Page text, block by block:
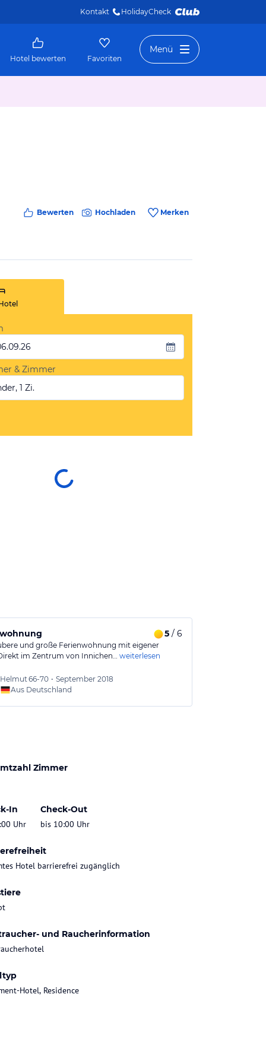
Kontakt HolidayCheck
Hotel bewerten Favoriten
Menü
Bewerten Hochladen Merken
& Zimmer
1 Zi.
5/ 6
und große Ferienwohnung mit eigener
im Zentrum von Innichen… weiterlesen
Helmut66-70 • September 2018
Aus Deutschland
Zimmer
In
Uhr
Check-Out
bis 10:00 Uhr
Hotel barrierefrei zugänglich
und Raucherinformation
Hotel, Residence